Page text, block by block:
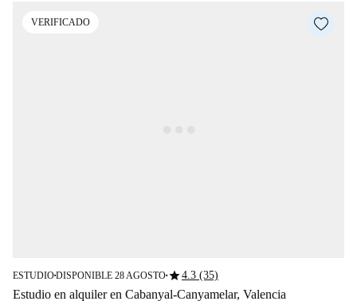
VERIFICADO
ESTUDIO■DISPONIBLE 28 AGOSTO■star4.3 (35)
Estudio en alquiler en Cabanyal-Canyamelar, Valencia